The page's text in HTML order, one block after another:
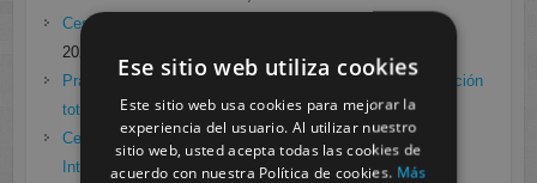
Cesur Murcia en directo con Pedro G. Aguado.
enero 28,
2021
Prácticas de Radiología Simple en Cesur Murcia. Protección
total frente a Covid19 enero 26, 2021
Cesur Murcia: Premio Especial FP, XIII Congreso
Internacional Enfermedades raras noviembre 26, 2020
Ese sitio web utiliza cookies
Este sitio web usa cookies para mejorar la
experiencia del usuario. Al utilizar nuestro
sitio web, usted acepta todas las cookies de
acuerdo con nuestra Política de cookies. Más